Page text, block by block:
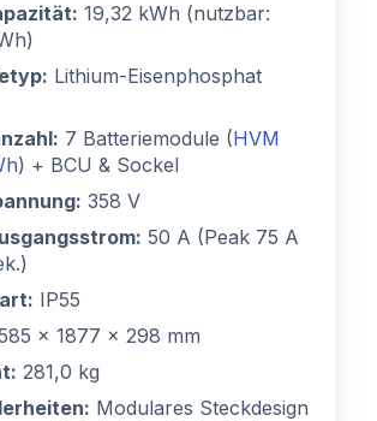
19,32 kWh (nutzbar:
Lithium-Eisenphosphat
7 Batteriemodule (HVM
) + BCU & Sockel
358 V
50 A (Peak 75 A
IP55
x 1877 x 298 mm
281,0 kg
Modulares Steckdesign